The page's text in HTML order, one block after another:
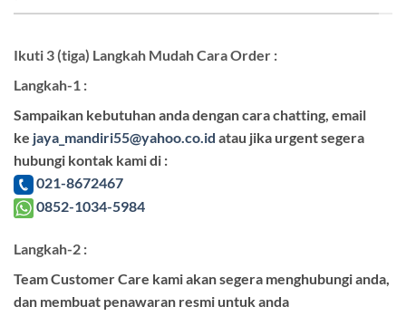
Ikuti 3 (tiga) Langkah Mudah Cara Order :
Langkah-1 :
Sampaikan kebutuhan anda dengan cara chatting, email
ke jaya_mandiri55@yahoo.co.id atau jika urgent segera
hubungi kontak kami di :
021-8672467
0852-1034-5984
Langkah-2 :
Team Customer Care kami akan segera menghubungi anda,
dan membuat penawaran resmi untuk anda